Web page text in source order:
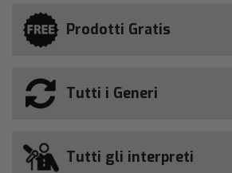
Prodotti Gratis
Tutti i Generi
Tutti gli interpreti